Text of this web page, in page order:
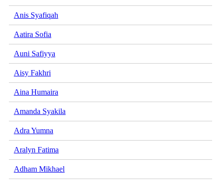
Anis Syafiqah
Aatira Sofia
Auni Safiyya
Aisy Fakhri
Aina Humaira
Amanda Syakila
Adra Yumna
Aralyn Fatima
Adham Mikhael